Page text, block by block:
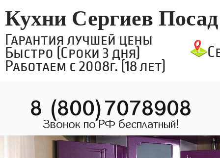
Кухни Сергиев Посад
Гарантия лучшей цены
Быстро (Сроки 3 дня)
Работаем с 2008г. (18 лет)
8 (800)7078908
Звонок по РФ бесплатный!